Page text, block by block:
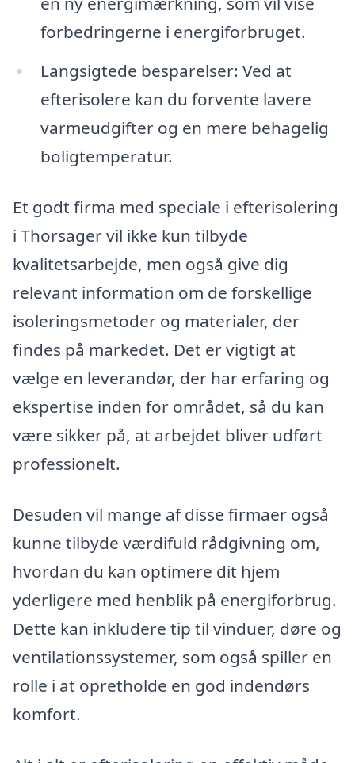
forbedringerne i energiforbruget.
Langsigtede besparelser: Ved at
efterisolere kan du forvente lavere
varmeudgifter og en mere behagelig
boligtemperatur.
Et godt firma med speciale i efterisolering
i Thorsager vil ikke kun tilbyde
kvalitetsarbejde, men også give dig
relevant information om de forskellige
isoleringsmetoder og materialer, der
findes på markedet. Det er vigtigt at
vælge en leverandør, der har erfaring og
ekspertise inden for området, så du kan
være sikker på, at arbejdet bliver udført
professionelt.
Desuden vil mange af disse firmaer også
kunne tilbyde værdifuld rådgivning om,
hvordan du kan optimere dit hjem
yderligere med henblik på energiforbrug.
Dette kan inkludere tip til vinduer, døre og
ventilationssystemer, som også spiller en
rolle i at opretholde en god indendørs
komfort.